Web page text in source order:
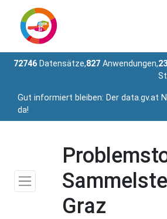
72746 Datensätze,827 Anwendungen,
Gut informiert bleiben: Der data.gv.at
da!
Graz